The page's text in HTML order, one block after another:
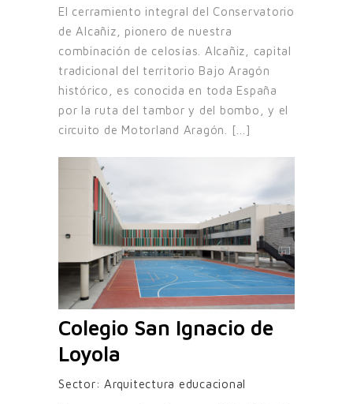
El cerramiento integral del Conservatorio
de Alcañiz, pionero de nuestra
combinación de celosías. Alcañiz, capital
tradicional del territorio Bajo Aragón
histórico, es conocida en toda España
por la ruta del tambor y del bombo, y el
circuito de Motorland Aragón. [...]
Colegio San Ignacio de
Loyola
Sector: Arquitectura educacional